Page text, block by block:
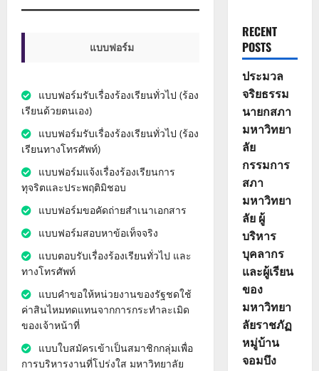
แบบฟอร์ม
แบบฟอร์มรับเรื่องร้องเรียนทั่วไป (ร้อง
เรียนด้วยตนเอง)
แบบฟอร์มรับเรื่องร้องเรียนทั่วไป (ร้อง
เรียนทางโทรศัพท์)
แบบฟอร์มแจ้งเรื่องร้องเรียนการ
ทุจริตและประพฤติมิชอบ
แบบฟอร์มขอคัดถ่ายสำเนาเอกสาร
แบบฟอร์มสอบหาข้อเท็จจริง
แบบตอบรับเรื่องร้องเรียนทั่วไป และ
ทางโทรศัพท์
แบบคำขอให้หน่วยงานของรัฐชดใช้
ค่าสินไหมทดแทนจากการกระทำละเมิด
ของเจ้าหน้าที่
แบบใบสมัครเข้าเป็นสมาชิกกลุ่มเพื่อ
การบริหารงานที่โปร่งใส มหาวิทยาลัย
RECENT
POSTS
ประมวล
จริยธรรม
นายกสภา
มหาวิทยา
ลัย
กรรมการ
สภา
มหาวิทยา
ลัย ผู้
บริหาร
บุคลากร
และผู้เรียน
ของ
มหาวิทยา
ลัยราชภัฏ
หมู่บ้าน
จอมบึง